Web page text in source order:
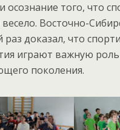
осознание того, что
Восточно-
раз доказал, что
играют важную
поколения.